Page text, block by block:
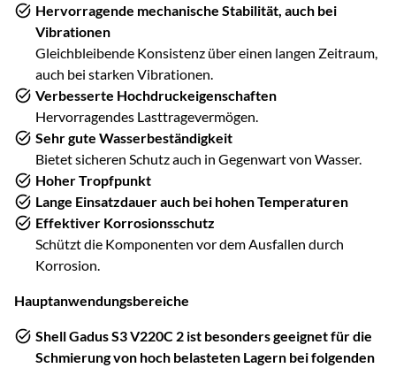
Hervorragende mechanische Stabilität, auch bei
Vibrationen
Gleichbleibende Konsistenz über einen langen Zeitraum,
auch bei starken Vibrationen.
Verbesserte Hochdruckeigenschaften
Hervorragendes Lasttragevermögen.
Sehr gute Wasserbeständigkeit
Bietet sicheren Schutz auch in Gegenwart von Wasser.
Hoher Tropfpunkt
Lange Einsatzdauer auch bei hohen Temperaturen
Effektiver Korrosionsschutz
Schützt die Komponenten vor dem Ausfallen durch
Korrosion.
Hauptanwendungsbereiche
Shell Gadus S3 V220C 2 ist besonders geeignet für die
Schmierung von hoch belasteten Lagern bei folgenden